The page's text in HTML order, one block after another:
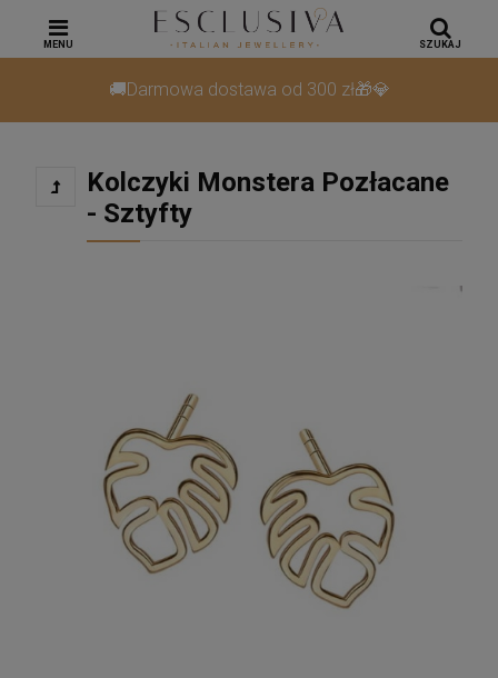
🚚Darmowa dostawa od 300 zł🎁💎
MENU SZUKAJ
Kolczyki Monstera Pozłacane
- Sztyfty